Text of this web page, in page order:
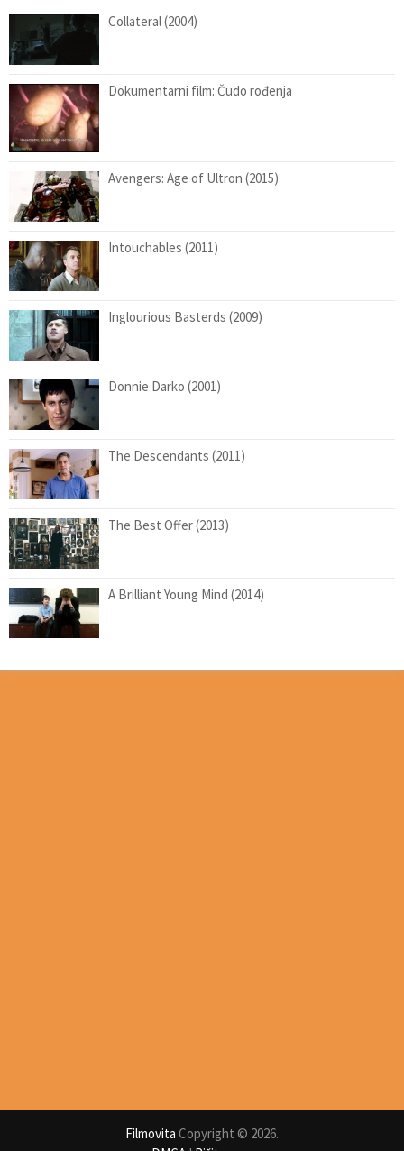
Collateral (2004)
Dokumentarni film: Čudo rođenja
Avengers: Age of Ultron (2015)
Intouchables (2011)
Inglourious Basterds (2009)
Donnie Darko (2001)
The Descendants (2011)
The Best Offer (2013)
A Brilliant Young Mind (2014)
Filmovita Copyright © 2026.